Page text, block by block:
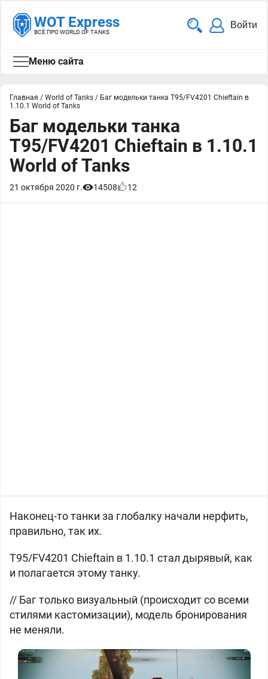
WOT Express
ВСЁ ПРО WORLD OF TANKS
Войти
Меню сайта
Главная / World of Tanks / Баг модельки танка T95/FV4201 Chieftain в
1.10.1 World of Tanks
Баг модельки танка
T95/FV4201 Chieftain в 1.10.1
World of Tanks
21 октября 2020 г. 14508 12
Наконец-то танки за глобалку начали нерфить,
правильно, так их.
T95/FV4201 Chieftain в 1.10.1 стал дырявый, как
и полагается этому танку.
// Баг только визуальный (происходит со всеми
стилями кастомизации), модель бронирования
не меняли.